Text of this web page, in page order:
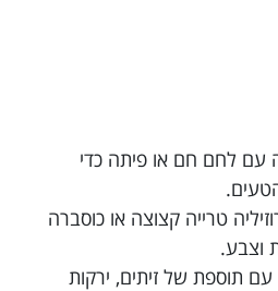
עם לחם חם או פיתה כדי
טרייה קצוצה או כוסברה
וצבע.
תוספת של זיתים, ירקות